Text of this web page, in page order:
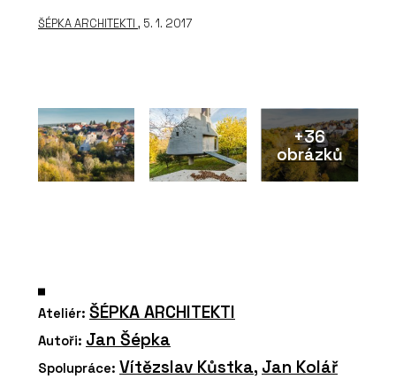
ŠÉPKA ARCHITEKTI , 5. 1. 2017
+36
obrázků
Ateliér: ŠÉPKA ARCHITEKTI
Autoři: Jan Šépka
Spolupráce: Vítězslav Kůstka, Jan Kolář